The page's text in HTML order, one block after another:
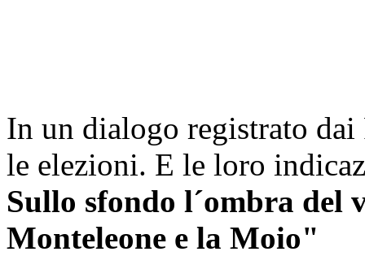
In un dialogo registrato dai
le elezioni. E le loro
Sullo sfondo l´ombra del
Monteleone e la Moio"